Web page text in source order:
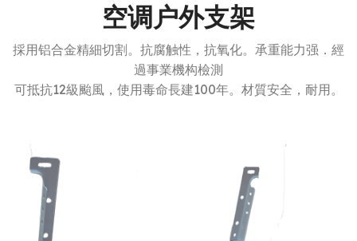
空调户外支架
採用铝合金精細切割。抗腐触性，抗氧化。承重能力强．經
過事業機构檢測
可抵抗12級颱風，使用毒命長建100年。材質安全，耐用。